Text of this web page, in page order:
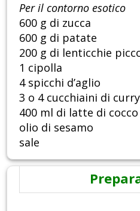
Per il contorno esotico
600 g di zucca
600 g di patate
200 g di lenticchie
1 cipolla
4 spicchi d’aglio
3 o 4 cucchiaini di
400 ml di latte di
olio di sesamo
sale